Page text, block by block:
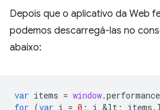
Depois que o aplicativo da Web
podemos descarregá-las no
abaixo:
var items = window.performance
for (var i = 0 ; i &lt ; items .